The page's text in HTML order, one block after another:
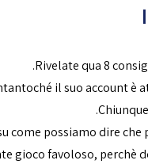
Rivelate qua 8
il suo account è
come possiamo dire
favoloso, perchè